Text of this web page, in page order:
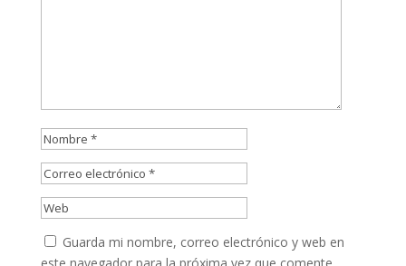
Guarda mi nombre, correo electrónico y web en